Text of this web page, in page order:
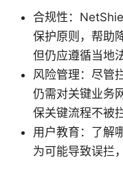
合规性：
保护原则，帮助
但仍应遵循当地
风险管理：尽管
仍需对关键业务
保关键流程不被
用户教育：了解
为可能导致误拦